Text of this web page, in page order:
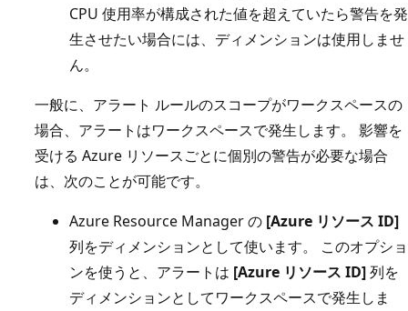
CPU 使用率が構成された値を超えていたら警告を発
生させたい場合には、ディメンションは使用しませ
ん。
一般に、アラート ルールのスコープがワークスペースの
場合、アラートはワークスペースで発生します。 影響を
受ける Azure リソースごとに個別の警告が必要な場合
は、次のことが可能です。
Azure Resource Manager の [Azure リソース ID]
列をディメンションとして使います。 このオプショ
ンを使うと、アラートは [Azure リソース ID]列を
ディメンションとしてワークスペースで発生しま